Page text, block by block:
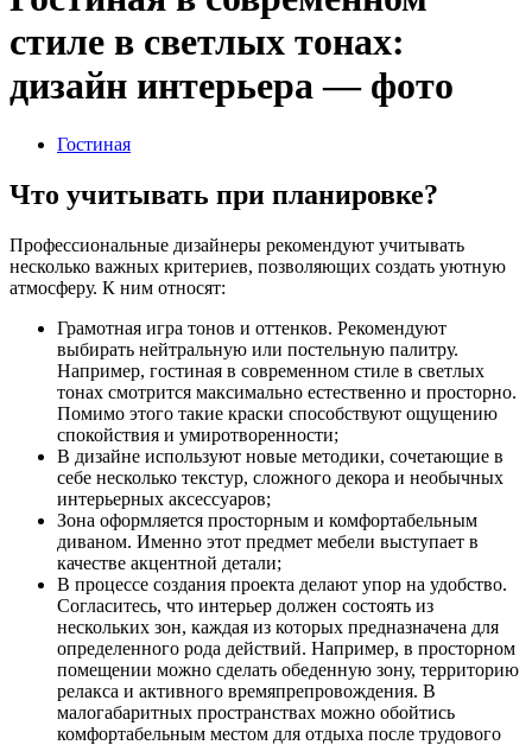
стиле в светлых тонах:
дизайн интерьера — фото
Гостиная
Что учитывать при планировке?
Профессиональные дизайнеры рекомендуют учитывать
несколько важных критериев, позволяющих создать уютную
атмосферу. К ним относят:
Грамотная игра тонов и оттенков. Рекомендуют
выбирать нейтральную или постельную палитру.
Например, гостиная в современном стиле в светлых
тонах смотрится максимально естественно и просторно.
Помимо этого такие краски способствуют ощущению
спокойствия и умиротворенности;
В дизайне используют новые методики, сочетающие в
себе несколько текстур, сложного декора и необычных
интерьерных аксессуаров;
Зона оформляется просторным и комфортабельным
диваном. Именно этот предмет мебели выступает в
качестве акцентной детали;
В процессе создания проекта делают упор на удобство.
Согласитесь, что интерьер должен состоять из
нескольких зон, каждая из которых предназначена для
определенного рода действий. Например, в просторном
помещении можно сделать обеденную зону, территорию
релакса и активного времяпрепровождения. В
малогабаритных пространствах можно обойтись
комфортабельным местом для отдыха после трудового